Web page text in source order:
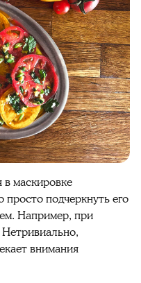
маскировке
просто подчеркнуть его
Например, при
внимания